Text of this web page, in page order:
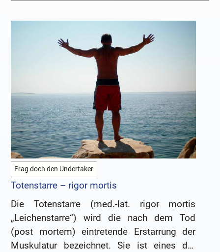
Frag doch den Undertaker
Totenstarre – rigor mortis
Die Totenstarre (med.-lat. rigor mortis
„Leichenstarre“) wird die nach dem Tod
(post mortem) eintretende Erstarrung der
Muskulatur bezeichnet. Sie ist eines der